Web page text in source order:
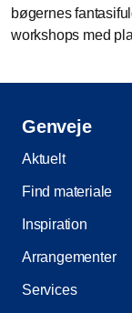
bøgernes
workshops med
Genveje
Aktuelt
Find materiale
Inspiration
Arrangementer
Services